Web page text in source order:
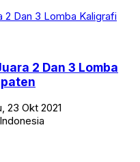
2 Dan 3 Lomba
23 Okt 2021